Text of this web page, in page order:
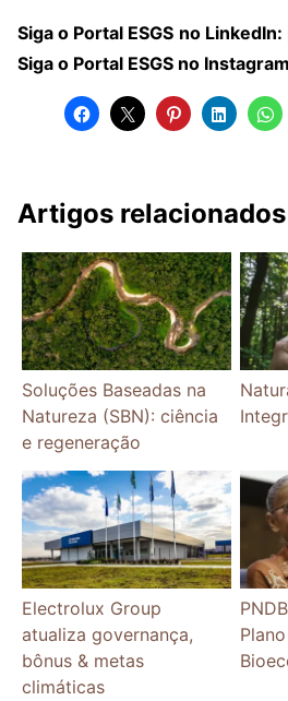
Siga o Portal ESGS no LinkedIn:
Siga o Portal ESGS no
Artigos relacionados
Soluções Baseadas na
Natureza (SBN): ciência
e regeneração
Electrolux Group
atualiza governança,
bônus & metas
climáticas